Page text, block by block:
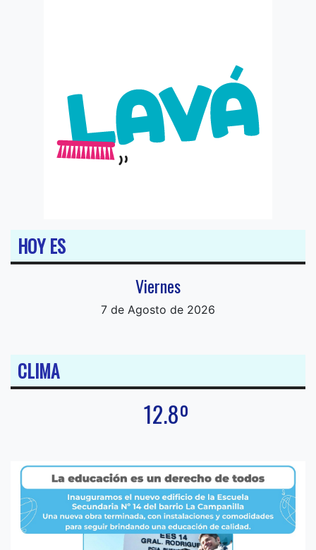
HOY ES
Viernes
7 de Agosto de 2026
CLIMA
12.8º